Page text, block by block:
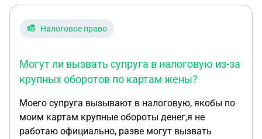
Налоговое право
Могут ли вызвать супруга в налоговую из-за
крупных оборотов по картам жены?
Моего супруга вызывают в налоговую, якобы по
моим картам крупные обороты денег,я не
работаю официально, разве могут вызвать